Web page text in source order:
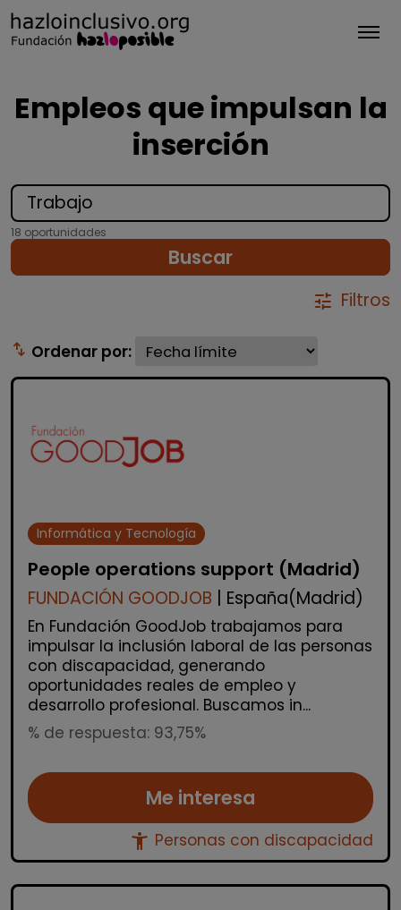
Empleos que impulsan la
inserción
18 oportunidades
Buscar
tune Filtros
swap_vert Ordenar por:
Informática y Tecnología
People operations support (Madrid)
FUNDACIÓN GOODJOB | España(Madrid)
En Fundación GoodJob trabajamos para
impulsar la inclusión laboral de las personas
con discapacidad, generando
oportunidades reales de empleo y
desarrollo profesional. Buscamos in...
% de respuesta: 93,75%
Me interesa
accessibility_new Personas con discapacidad